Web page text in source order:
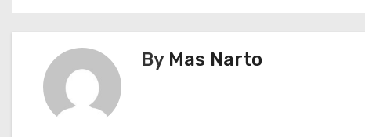
s
By Mas Narto